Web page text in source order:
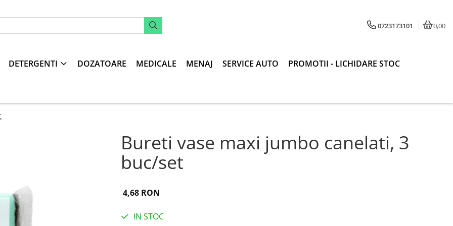
0723173101 0,00
DETERGENTI DOZATOARE MEDICALE MENAJ SERVICE AUTO PROMOTII - LICHIDARE STOC
Bureti vase maxi jumbo canelati, 3
buc/set
4,68 RON
IN STOC